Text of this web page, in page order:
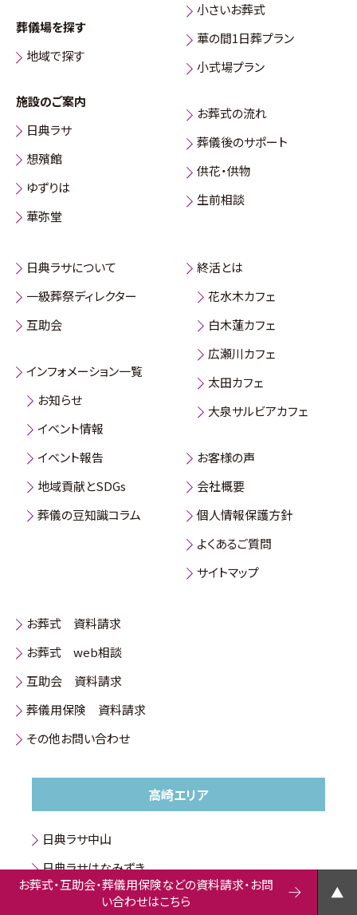
葬儀場を探す
地域で探す
施設のご案内
日典ラサ
想殯館
ゆずりは
華弥堂
小さいお葬式
華の間1日葬プラン
小式場プラン
お葬式の流れ
葬儀後のサポート
供花・供物
生前相談
日典ラサについて
一級葬祭ディレクター
互助会
インフォメーション一覧
お知らせ
イベント情報
イベント報告
地域貢献とSDGs
葬儀の豆知識コラム
終活とは
花水木カフェ
白木蓮カフェ
広瀬川カフェ
太田カフェ
大泉サルビアカフェ
お客様の声
会社概要
個人情報保護方針
よくあるご質問
サイトマップ
お葬式 資料請求
お葬式 web相談
互助会 資料請求
葬儀用保険 資料請求
その他お問い合わせ
高崎エリア
日典ラサ中山
日典ラサはなみずき
日典ラサ高崎東
お葬式・互助会・葬儀用保険などの資料請求・お問
い合わせはこちら